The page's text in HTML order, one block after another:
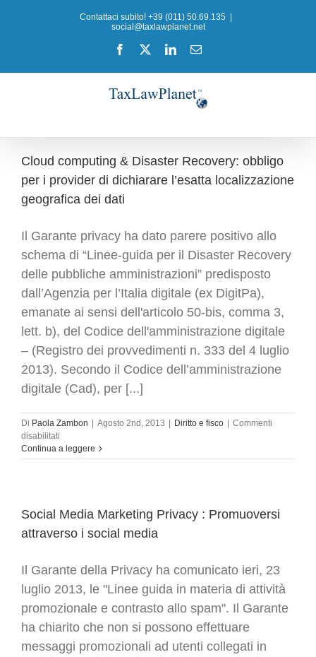
Contattaci subito! +39 (011) 50.69.135
social@taxlawplanet.net
Facebook LinkedInEmail
Cloud computing & Disaster Recovery: obbligo
per i provider di dichiarare l’esatta localizzazione
geografica dei dati
Il Garante privacy ha dato parere positivo allo
schema di “Linee-guida per il Disaster Recovery
delle pubbliche amministrazioni” predisposto
dall’Agenzia per l’Italia digitale (ex DigitPa),
emanate ai sensi dell'articolo 50-bis, comma 3,
lett. b), del Codice dell'amministrazione digitale
– (Registro dei provvedimenti n. 333 del 4 luglio
2013). Secondo il Codice dell’amministrazione
digitale (Cad), per [...]
Di Paola Zambon | Agosto 2nd, 2013 | Diritto e fisco | Commenti
disabilitati
Cloud
computing
obbligo
i
dichiarare
l’esatta
geografica
dei
Continua a leggere
Social Media Marketing Privacy : Promuoversi
attraverso i social media
Il Garante della Privacy ha comunicato ieri, 23
luglio 2013, le "Linee guida in materia di attività
promozionale e contrasto allo spam". Il Garante
ha chiarito che non si possono effettuare
messaggi promozionali ad utenti collegati in